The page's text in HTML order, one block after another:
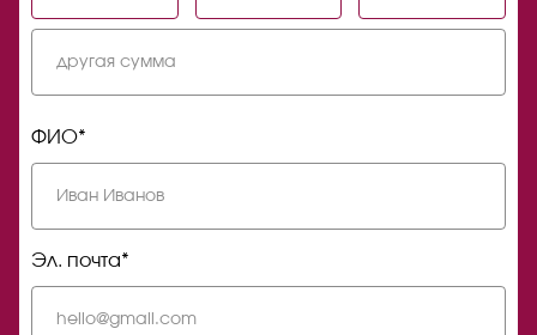
ФИО*
Эл. почта*